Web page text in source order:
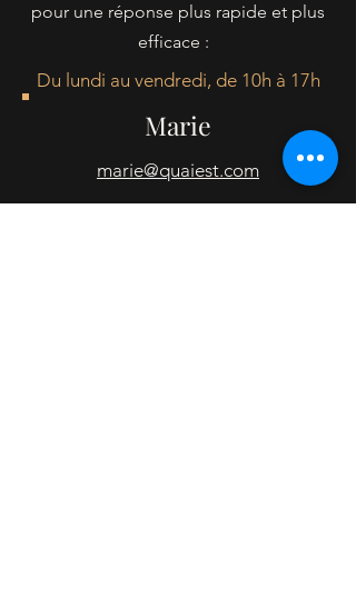
pour une réponse plus rapide et plus
efficace :
Du lundi au vendredi, de 10h à 17h
Marie
marie@quaiest.com